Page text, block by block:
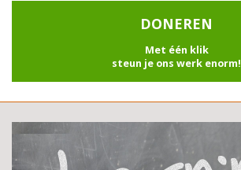
DONEREN
Met één klik
steun je ons werk enorm!